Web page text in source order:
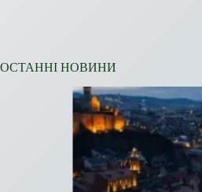
ОСТАННІ НОВИНИ